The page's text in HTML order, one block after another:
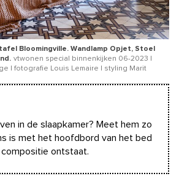
Bloomingville. Wandlamp Opjet, Stoel
vtwonen special binnenkijken 06-2023 |
| fotografie Louis Lemaire | styling Marit
in de slaapkamer? Meet hem zo
is met het hoofdbord van het bed
ontstaat.